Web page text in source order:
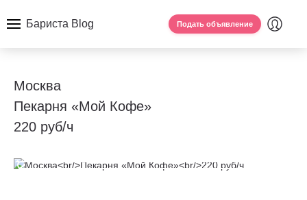
Бариста Blog Подать объявление
Москва
Пекарня «Мой Кофе»
220 руб/ч